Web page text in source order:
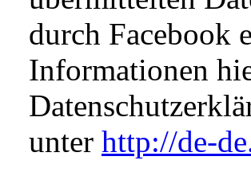
durch Facebook
Informationen
unter http://de-